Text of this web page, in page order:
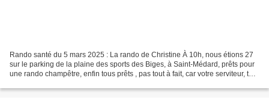
Rando santé du 5 mars 2025 : La rando de Christine À 10h, nous étions 27
sur le parking de la plaine des sports des Biges, à Saint-Médard, prêts pour
une rando champêtre, enfin tous prêts , pas tout à fait, car votre serviteur, tout